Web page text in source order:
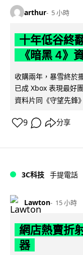
arthur 5 小時
十年低谷終
《暗黑 4》
收購兩年，暴雪終於
已成 Xbox 表現最好
資料片同《守望先鋒
9 分享
3C科技 手提電話
Lawton 15 小時
網店熱賣折
器